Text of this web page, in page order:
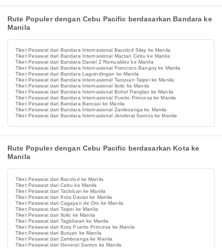
Rute Populer dengan Cebu Pacific berdasarkan Bandara ke
Manila
Tiket Pesawat dari Bandara Internasional Bacolod Silay ke Manila
Tiket Pesawat dari Bandara Internasional Mactan Cebu ke Manila
Tiket Pesawat dari Bandara Daniel Z Romualdez ke Manila
Tiket Pesawat dari Bandara Internasional Francisco Bangoy ke Manila
Tiket Pesawat dari Bandara Laguindingan ke Manila
Tiket Pesawat dari Bandara Internasional Taoyuan Taipei ke Manila
Tiket Pesawat dari Bandara Internasional Iloilo ke Manila
Tiket Pesawat dari Bandara Internasional Bohol Panglao ke Manila
Tiket Pesawat dari Bandara Internasional Puerto Princesa ke Manila
Tiket Pesawat dari Bandara Bancasi ke Manila
Tiket Pesawat dari Bandara Internasional Zamboanga ke Manila
Tiket Pesawat dari Bandara Internasional Jenderal Santos ke Manila
Rute Populer dengan Cebu Pacific berdasarkan Kota ke
Manila
Tiket Pesawat dari Bacolod ke Manila
Tiket Pesawat dari Cebu ke Manila
Tiket Pesawat dari Tacloban ke Manila
Tiket Pesawat dari Kota Davao ke Manila
Tiket Pesawat dari Cagayan de Oro ke Manila
Tiket Pesawat dari Taipei ke Manila
Tiket Pesawat dari Iloilo ke Manila
Tiket Pesawat dari Tagbilaran ke Manila
Tiket Pesawat dari Kota Puerto Princesa ke Manila
Tiket Pesawat dari Butuan ke Manila
Tiket Pesawat dari Zamboanga ke Manila
Tiket Pesawat dari General Santos ke Manila